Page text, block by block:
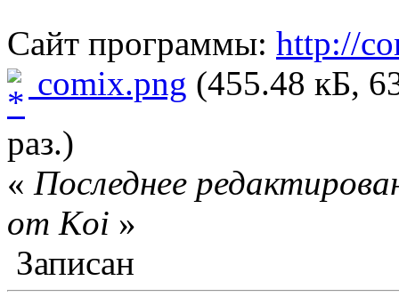
Сайт программы: http://
comix.png (455.48 кБ,
раз.)
« Последнее
от Koi »
Записан